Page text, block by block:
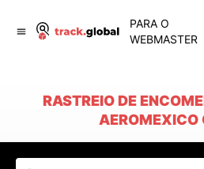
PARA O
WEBMASTER
RASTREIO DE
AEROMEXICO